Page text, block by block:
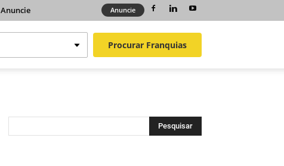
Anuncie Anuncie
Procurar Franquias